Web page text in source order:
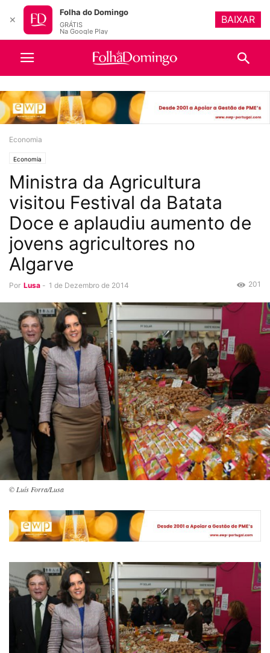
Economia
Economia
Ministra da Agricultura
visitou Festival da Batata
Doce e aplaudiu aumento de
jovens agricultores no
Algarve
Por Lusa - 1 de Dezembro de 2014 201
© Luís Forra/Lusa
✕
Folha do Domingo
GRÁTIS
Na Google Play
BAIXAR